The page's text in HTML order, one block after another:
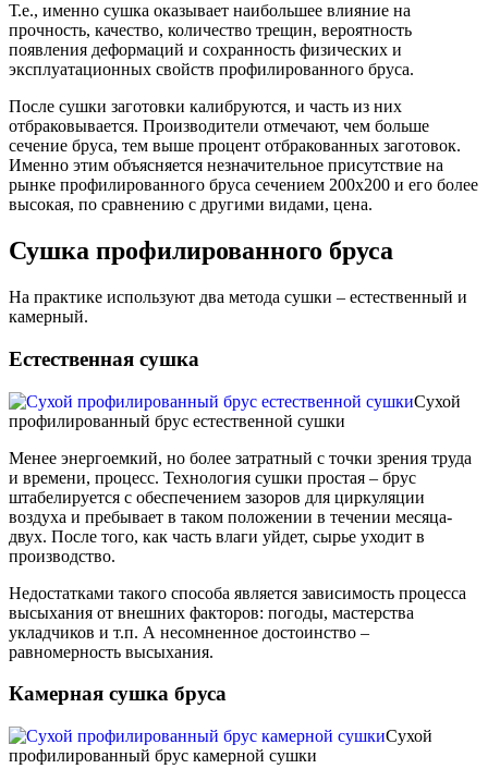
Т.е., именно сушка оказывает наибольшее влияние на
прочность, качество, количество трещин, вероятность
появления деформаций и сохранность физических и
эксплуатационных свойств профилированного бруса.
После сушки заготовки калибруются, и часть из них
отбраковывается. Производители отмечают, чем больше
сечение бруса, тем выше процент отбракованных заготовок.
Именно этим объясняется незначительное присутствие на
рынке профилированного бруса сечением 200х200 и его более
высокая, по сравнению с другими видами, цена.
Сушка профилированного бруса
На практике используют два метода сушки – естественный и
камерный.
Естественная сушка
Сухой
профилированный брус естественной сушки
Менее энергоемкий, но более затратный с точки зрения труда
и времени, процесс. Технология сушки простая – брус
штабелируется с обеспечением зазоров для циркуляции
воздуха и пребывает в таком положении в течении месяца-
двух. После того, как часть влаги уйдет, сырье уходит в
производство.
Недостатками такого способа является зависимость процесса
высыхания от внешних факторов: погоды, мастерства
укладчиков и т.п. А несомненное достоинство –
равномерность высыхания.
Камерная сушка бруса
Сухой
профилированный брус камерной сушки